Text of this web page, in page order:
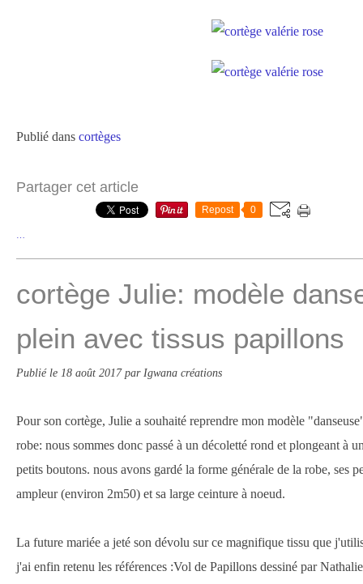
Publié dans cortèges
Partager cet article
Repost 0
cortège Julie: modèle
plein avec tissus papillons
Publié le 18 août 2017par Igwana créations
Pour son cortège, Julie a souhaité reprendre mon modèle
robe: nous sommes donc passé à un décoletté rond et plongeant à
petits boutons. nous avons gardé la forme générale de la robe, ses
ampleur (environ 2m50) et sa large ceinture à noeud.
La future mariée a jeté son dévolu sur ce magnifique tissu que
j'ai enfin retenu les références :Vol de Papillons dessiné par